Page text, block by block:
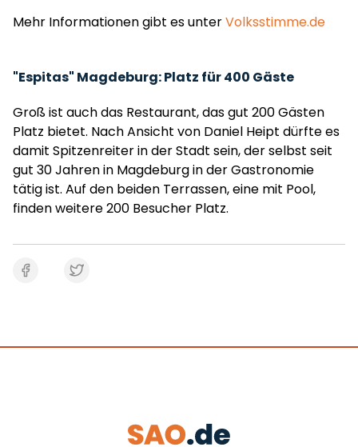
Mehr Informationen gibt es unterVolksstimme.de
"Espitas" Magdeburg: Platz für 400 Gäste
Groß ist auch das Restaurant, das gut 200 Gästen
Platz bietet. Nach Ansicht von Daniel Heipt dürfte es
damit Spitzenreiter in der Stadt sein, der selbst seit
gut 30 Jahren in Magdeburg in der Gastronomie
tätig ist. Auf den beiden Terrassen, eine mit Pool,
finden weitere 200 Besucher Platz.